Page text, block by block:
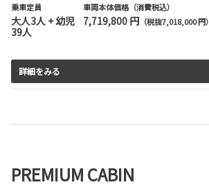
乗車定員
大人3人 + 幼児
39人
車両本体価格（消費税込）
7,719,800 円 （税抜7,018,000 円）
詳細をみる
PREMIUM CABIN